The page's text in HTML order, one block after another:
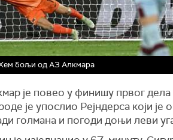
бољи од АЗ Алкмара
је повео у финишу првог дела
је упослио Рејндерса који је
голмана и погоди доњи леви